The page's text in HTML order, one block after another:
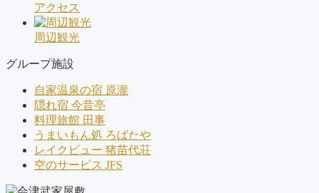
アクセス
周辺観光
グループ施設
自家温泉の宿 原瀧
隠れ宿 今昔亭
料理旅館 田事
うまいもん処 ろばたや
レイクビュー 猪苗代荘
空のサービス JFS